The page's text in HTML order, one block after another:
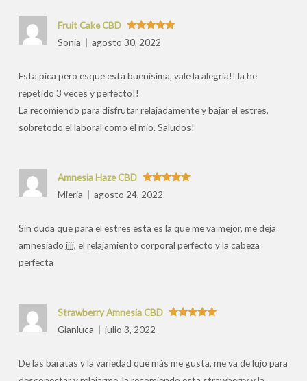
Valorado
con5de 5
Fruit Cake CBD
Sonia
agosto 30, 2022
Esta pica pero esque está buenisima, vale la alegria!! la he
repetido 3 veces y perfecto!!
La recomiendo para disfrutar relajadamente y bajar el estres,
sobretodo el laboral como el mio. Saludos!
Valorado
con5
Amnesia Haze CBD
Mieria
agosto 24, 2022
Sin duda que para el estres esta es la que me va mejor, me deja
amnesiado jjjj, el relajamiento corporal perfecto y la cabeza
perfecta
Strawberry Amnesia CBD
Gianluca
julio 3, 2022
De las baratas y la variedad que más me gusta, me va de lujo para